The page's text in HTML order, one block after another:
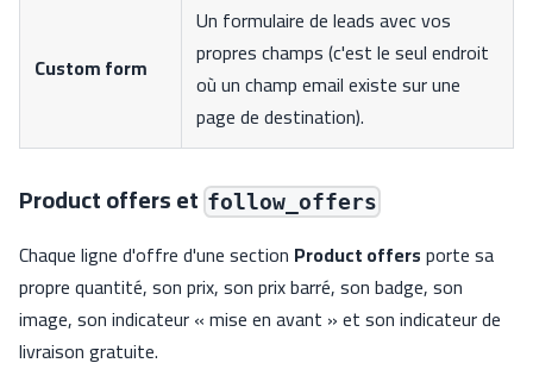
Custom form
Un formulaire de leads avec vos
propres champs (c'est le seul endroit
où un champ email existe sur une
page de destination).
Product offers et follow_offers
Chaque ligne d'offre d'une section Product offersporte sa
propre quantité, son prix, son prix barré, son badge, son
image, son indicateur « mise en avant » et son indicateur de
livraison gratuite.